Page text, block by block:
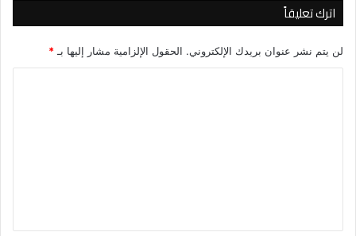
اترك تعليقاً
لن يتم نشر عنوان بريدك الإلكتروني. الحقول الإلزامية مشار إليها بـ *